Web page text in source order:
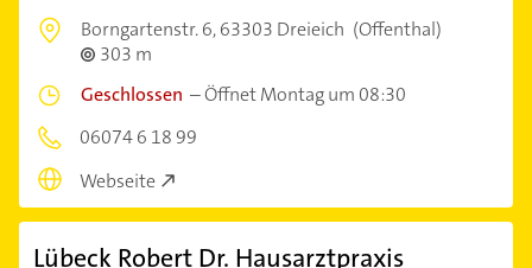
Borngartenstr. 6,63303 Dreieich (Offenthal)
303 m
Geschlossen –Öffnet Montag um 08:30
06074 6 18 99
Webseite
Lübeck Robert Dr. Hausarztpraxis